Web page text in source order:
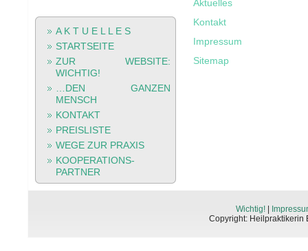
A K T U E L L E S
STARTSEITE
ZUR WEBSITE:
WICHTIG!
DEN GANZEN
MENSCH
KONTAKT
PREISLISTE
WEGE ZUR PRAXIS
KOOPERATIONS-
PARTNER
Aktuelles
Kontakt
Impressum
Sitemap
Wichtig!|
Copyright: Heilpraktikerin